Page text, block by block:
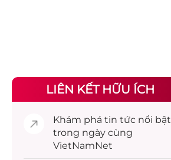
LIÊN KẾT HỮU ÍCH
Khám phá tin tức nổi bật
trong ngày cùng
VietNamNet